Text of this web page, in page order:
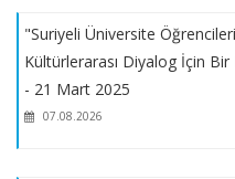
2025 YILI KENTBİLİM
PROGRAMI
"Suriyeli Üniversite
Kültürlerarası Diyalog İçin
- 21 Mart 2025
07.08.2026